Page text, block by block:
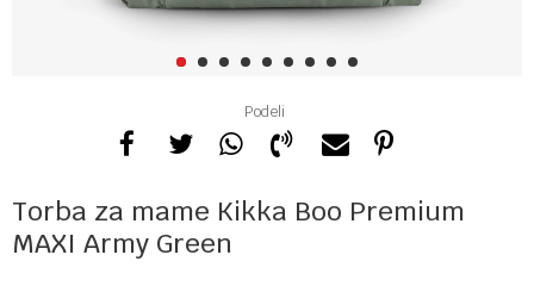
1 2 3 4 5 6 7 8 9
Podeli
Torba za mame Kikka Boo Premium
MAXI Army Green